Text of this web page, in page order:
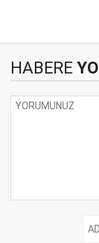
HABERE